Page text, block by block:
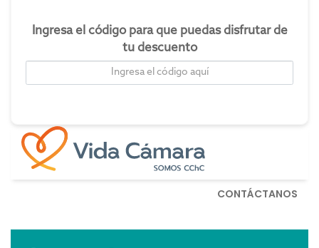
Ingresa el código para que puedas disfrutar de
tu descuento
CONTÁCTANOS